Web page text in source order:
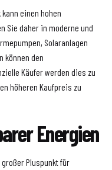
einen hohen
Sie daher in moderne und
Solaranlagen
können den
Käufer werden dies zu
höheren Kaufpreis zu
Energien
Pluspunkt für